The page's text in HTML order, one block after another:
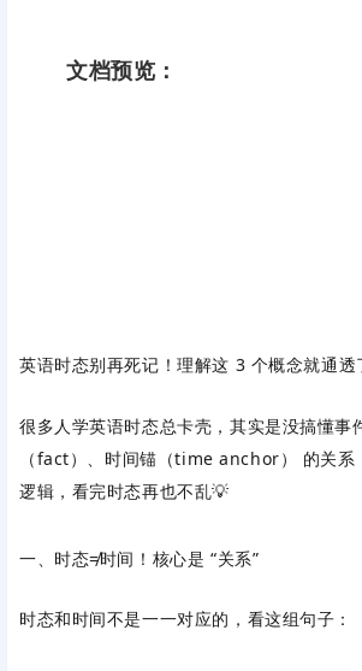
文档预览：
英语时态别再死记！理解这 3 个概念就通透
很多人学英语时态总卡壳，其实是没搞懂事
（fact）、时间锚（time anchor）
的关系
逻辑，看完时态再也不乱💡
一、时态≠时间！核心是 “关系”
时态和时间不是一一对应的，看这组句子：